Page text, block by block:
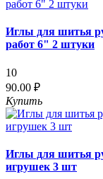
Иглы для шитья
работ 6" 2 штуки
10
90.00 ₽
Купить
Иглы для шитья
игрушек 3 шт